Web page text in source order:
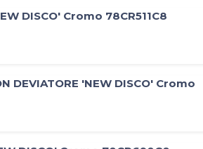
DISCO' Cromo 78CR511C8
DEVIATORE 'NEW DISCO' Cromo